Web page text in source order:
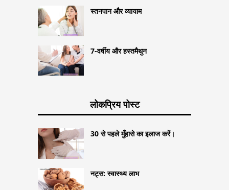
स्तनपान और व्यायाम
7-वर्षीय और हस्तमैथुन
लोकप्रिय पोस्ट
30 से पहले मुँहासे का इलाज करें।
नट्स: स्वास्थ्य लाभ